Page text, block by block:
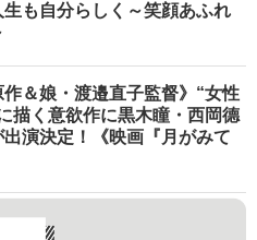
も自分らしく～笑顔あふれ
作＆娘・渡邉直子監督》“女性
描く意欲作に黒木瞳・西岡德
演決定！《映画『月がみて